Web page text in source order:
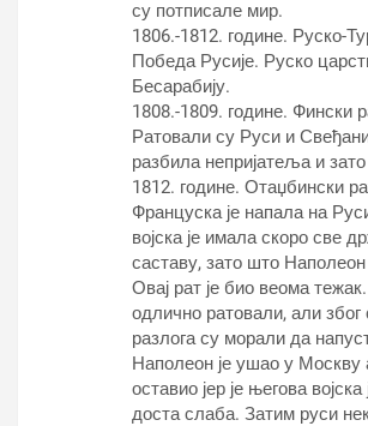
су потписале мир.
1806.-1812. године. Руско-
Победа Русије. Руско
Бесарабију.
1808.-1809. године. Фински
Ратовали су Руси и
разбила непријатеља и
1812. године. Отаџбински
Француска је напала на
војска је имала скоро све
саставу, зато што Наполеон
Овај рат је био веома
одлично ратовали, али због
разлога су морали да
Наполеон је ушао у Москву
оставио јер је његова
доста слаба. Затим руси